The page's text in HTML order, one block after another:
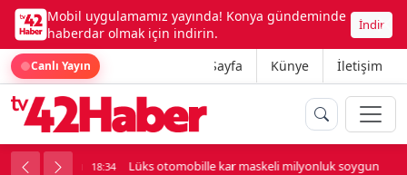
Mobil uygulamamız yayında! Konya gündeminde
haberdar olmak için indirin.
İndir
Canlı Yayın Ana Sayfa Künye İletişim
kavga çıktı 18:34 Lüks otomobille kar maskeli milyonluk soygun